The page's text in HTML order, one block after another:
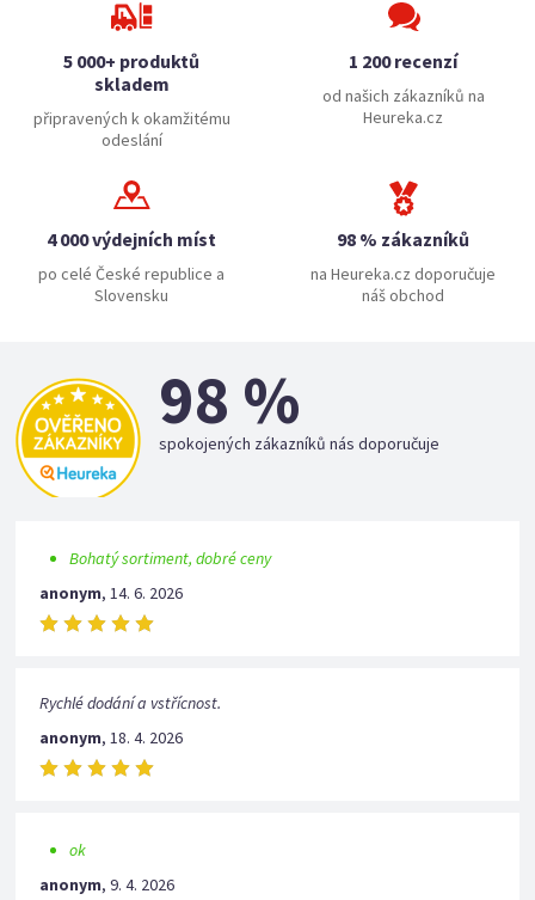
5 000+ produktů
skladem
připravených k okamžitému
odeslání
1 200 recenzí
od našich zákazníků na
Heureka.cz
4 000 výdejních míst
po celé České republice a
Slovensku
98 % zákazníků
na Heureka.cz doporučuje
náš obchod
98 %
spokojených zákazníků nás doporučuje
Bohatý sortiment, dobré ceny
anonym,14. 6. 2026
Rychlé dodání a vstřícnost.
anonym,18. 4. 2026
ok
anonym,9. 4. 2026